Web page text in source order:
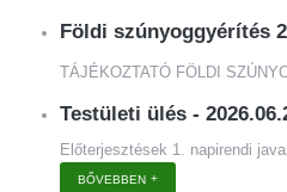
Földi szúnyoggyérítés
TÁJÉKOZTATÓ FÖLDI
Testületi ülés -
Előterjesztések 1. napirendi
BŐVEBBEN